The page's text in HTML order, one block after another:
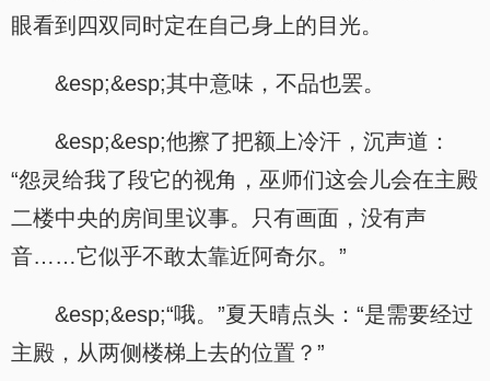
眼看到四双同时定在自己身上的目光。
&esp;&esp;其中意味，不品也罢。
&esp;&esp;他擦了把额上冷汗，沉声道：
“怨灵给我了段它的视角，巫师们这会儿会在主殿
二楼中央的房间里议事。只有画面，没有声
音……它似乎不敢太靠近阿奇尔。”
&esp;&esp;“哦。”夏天晴点头：“是需要经过
主殿，从两侧楼梯上去的位置？”